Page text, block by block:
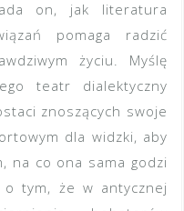
on, jak literatura
pomaga radzić
życiu. Myślę
teatr dialektyczny
znoszących swoje
dla widzki, aby
na co ona sama godzi
o tym, że w antycznej